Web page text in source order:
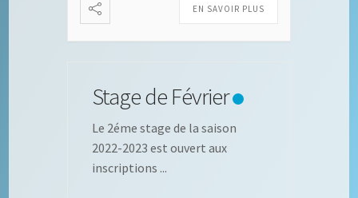
EN SAVOIR PLUS
Stage de Février
Le 2éme stage de la saison
2022-2023 est ouvert aux
inscriptions ...